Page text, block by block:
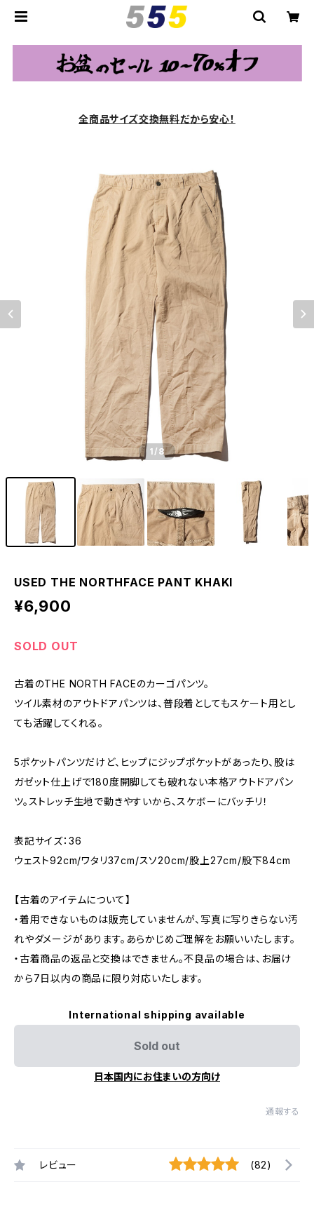
全商品サイズ交換無料だから安心！
1 /8
USED THE NORTHFACE PANT KHAKI
¥6,900
SOLD OUT
古着のTHE NORTH FACEのカーゴパンツ。
ツイル素材のアウトドアパンツは、普段着としてもスケート用とし
ても活躍してくれる。
5ポケットパンツだけど、ヒップにジップポケットがあったり、股は
ガゼット仕上げで180度開脚しても破れない本格アウトドアパン
ツ。ストレッチ生地で動きやすいから、スケボーにバッチリ！
表記サイズ：36
ウェスト92cm/ワタリ37cm/スソ20cm/股上27cm/股下84cm
【古着のアイテムについて】
・着用できないものは販売していませんが、写真に写りきらない汚
れやダメージがあります。あらかじめご理解をお願いいたします。
・古着商品の返品と交換はできません。不良品の場合は、お届け
から7日以内の商品に限り対応いたします。
International shipping available
Sold out
日本国内にお住まいの方向け
通報する
レビュー (82)